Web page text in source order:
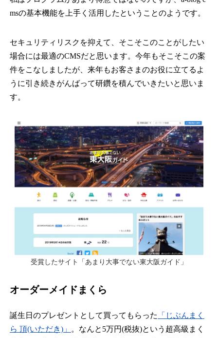
msの基本機能を上手く活用したということのようです。
セキュリティリスクを抑えて、そこそこのことがしたい
場合には最適のCMSだと思います。今年もそこそこの案
件をこなしましたが、来年もお客さまのお役に立てるよ
うに引き続きがんばって研鑽を積んでいきたいと思いま
す。
受賞したサイト「あまり大事でない東大阪ガイド」
オーダーメイドまくら
誕生日のプレゼントとして買ってもらった
「じぶんまく
ら 頂(いただき)」 。なんと5万円(税抜)という超高級まく